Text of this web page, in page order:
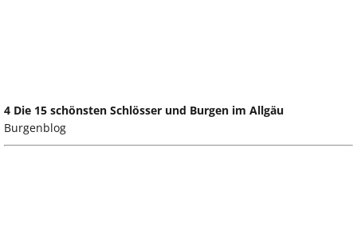
4 Die 15 schönsten Schlösser und Burgen im Allgäu
Burgenblog